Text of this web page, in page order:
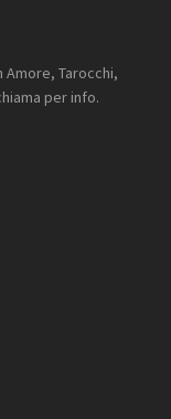
Amore, Tarocchi,
per info.